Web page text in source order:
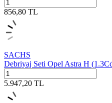
856,80 TL
SACHS
Debriyaj Seti Opel Astra H
5.947,20 TL